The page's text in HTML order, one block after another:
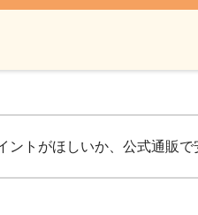
ントがほしいか、公式通販